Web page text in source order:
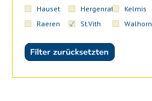
Hauset
Hergenrath Kelmis
Raeren
St.Vith Walhorn